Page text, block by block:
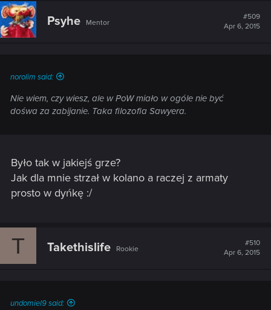
Psyhe Mentor
#509
Apr 6, 2015
norolim said:
Nie wiem, czy wiesz, ale w PoW miało w ogóle nie być
dośwa za zabijanie. Taka filozofia Sawyera.
Było tak w jakiejś grze?
Jak dla mnie strzał w kolano a raczej z armaty
prosto w dyńkę :/
T Takethislife Rookie
#510
Apr 6, 2015
undomiel9 said: